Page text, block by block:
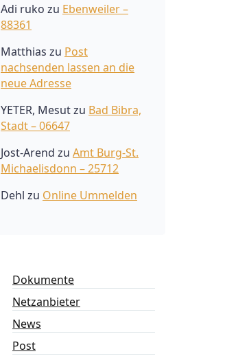
Adi ruko zu Ebenweiler –
88361
Matthias zu Post
nachsenden lassen an die
neue Adresse
YETER, Mesutzu Bad Bibra,
Stadt – 06647
Jost-Arend zu Amt Burg-St.
Michaelisdonn – 25712
Dehl zu Online Ummelden
Dokumente
Netzanbieter
News
Post